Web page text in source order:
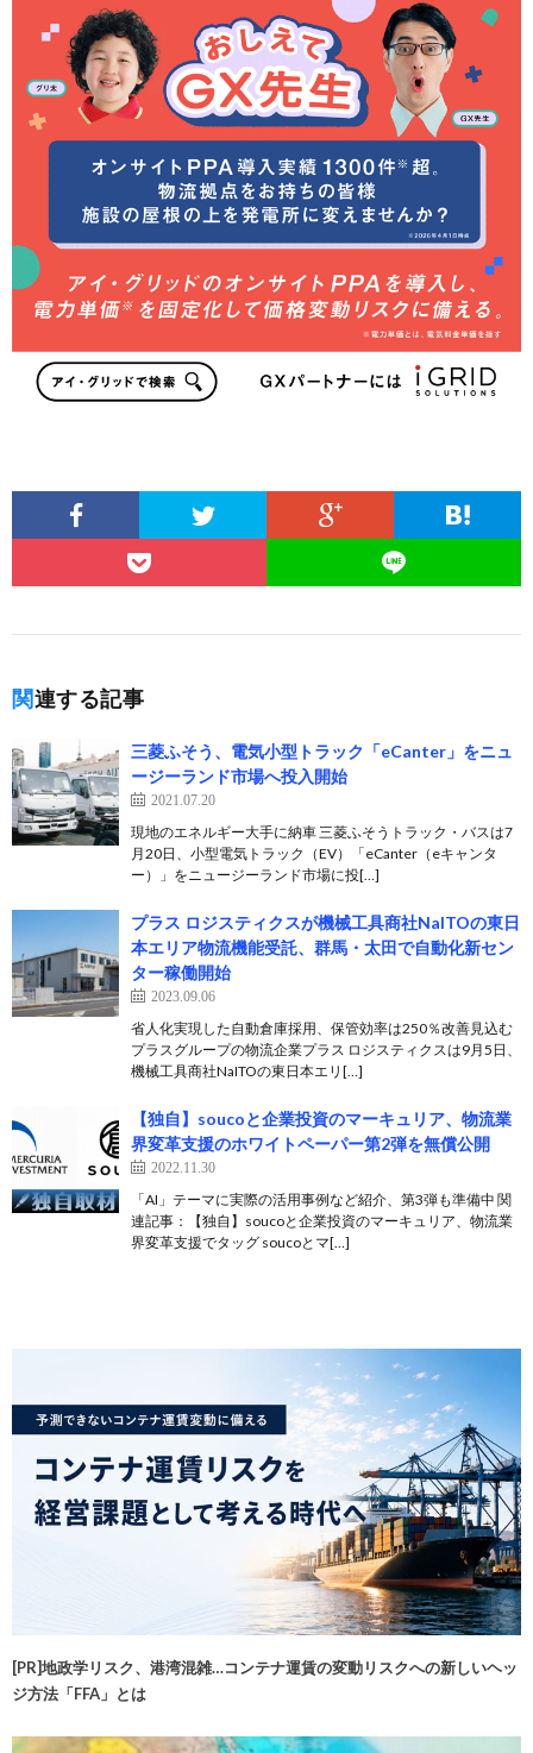
関連する記事
三菱ふそう、電気小型トラック「eCanter」をニュ
ージーランド市場へ投入開始
2021.07.20
現地のエネルギー大手に納車 三菱ふそうトラック・バスは7
月20日、小型電気トラック（EV）「eCanter（eキャンタ
ー）」をニュージーランド市場に投[…]
プラス ロジスティクスが機械工具商社NaITOの東日
本エリア物流機能受託、群馬・太田で自動化新セン
ター稼働開始
2023.09.06
省人化実現した自動倉庫採用、保管効率は250％改善見込む
プラスグループの物流企業プラス ロジスティクスは9月5日、
機械工具商社NaITOの東日本エリ[…]
【独自】soucoと企業投資のマーキュリア、物流業
界変革支援のホワイトペーパー第2弾を無償公開
2022.11.30
「AI」テーマに実際の活用事例など紹介、第3弾も準備中 関
連記事：【独自】soucoと企業投資のマーキュリア、物流業
界変革支援でタッグ soucoとマ[…]
[PR]地政学リスク、港湾混雑…コンテナ運賃の変動リスクへの新しいヘッ
ジ方法「FFA」とは